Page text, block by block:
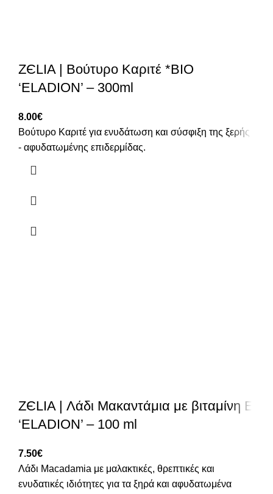
ZЄLIA | Βούτυρο Καριτέ *BIO
‘ELADION’ – 300ml
8.00€
Βούτυρο Καριτέ για ενυδάτωση και σύσφιξη της ξερής
- αφυδατωμένης επιδερμίδας.
ZЄLIA | Λάδι Μακαντάμια με βιταμίνη Ε
‘ELADION’ – 100 ml
7.50€
Λάδι Macadamia με μαλακτικές, θρεπτικές και
ενυδατικές ιδιότητες για τα ξηρά και αφυδατωμένα